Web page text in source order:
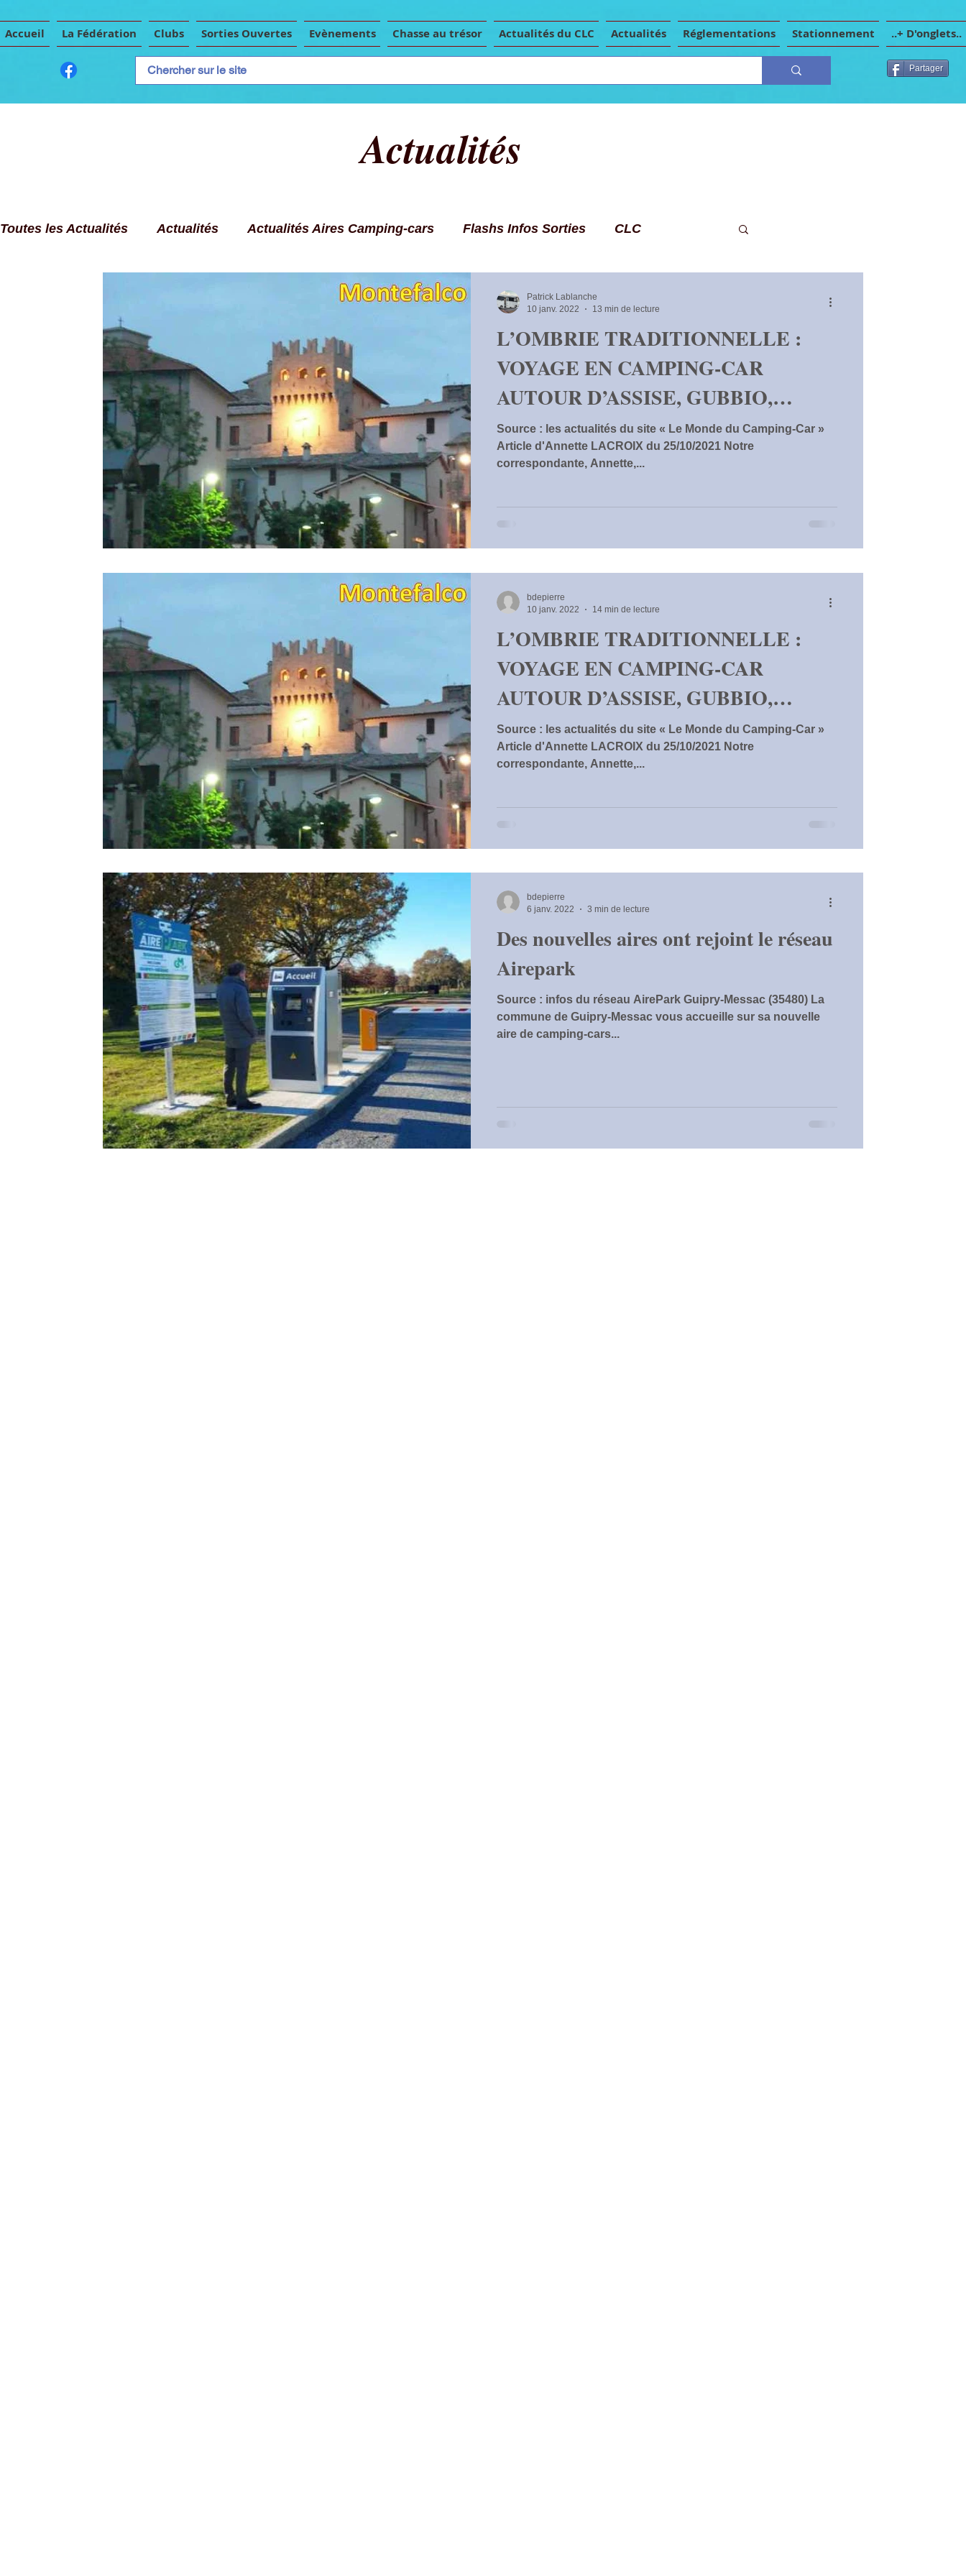
Accueil La Fédération Clubs Sorties Ouvertes Evènements Chasse au trésor Actualités du CLC Actualités Réglementations Stationnement ..+ D'onglets..
Partager
Actualités
Toutes les Actualités Actualités Actualités Aires Camping-cars Flashs Infos Sorties CLC
Conseils Camping-car Articles de presse
L’OMBRIE TRADITIONNELLE :
VOYAGE EN CAMPING-CAR
AUTOUR D’ASSISE, GUBBIO,
ORVIETO, TODI…
Source : les actualités du site « Le Monde du Camping-Car »
Article d'Annette LACROIX du 25/10/2021 Notre
correspondante, Annette,...
Patrick Lablanche
10 janv. 2022
13 min de lecture
L’OMBRIE TRADITIONNELLE :
VOYAGE EN CAMPING-CAR
AUTOUR D’ASSISE, GUBBIO,
ORVIETO, TODI…
Source : les actualités du site « Le Monde du Camping-Car »
Article d'Annette LACROIX du 25/10/2021 Notre
correspondante, Annette,...
bdepierre
10 janv. 2022
14 min de lecture
Des nouvelles aires ont rejoint le réseau
Airepark
Source : infos du réseau AirePark Guipry-Messac (35480) La
commune de Guipry-Messac vous accueille sur sa nouvelle
aire de camping-cars...
bdepierre
6 janv. 2022
3 min de lecture